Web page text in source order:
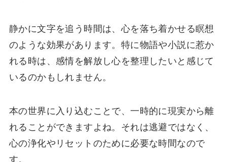
静かに文字を追う時間は、心を落ち着かせる瞑想
のような効果があります。特に物語や小説に惹か
れる時は、感情を解放し心を整理したいと感じて
いるのかもしれません。
本の世界に入り込むことで、一時的に現実から離
れることができますよね。それは逃避ではなく、
心の浄化やリセットのために必要な時間なので
す。